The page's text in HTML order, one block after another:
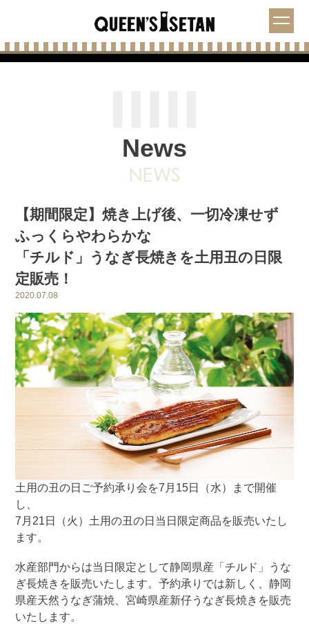
News
【期間限定】焼き上げ後、一切冷凍せず
ふっくらやわらかな
「チルド」うなぎ長焼きを土用丑の日限
定販売！
2020.07.08
土用の丑の日ご予約承り会を7月15日（水）まで開催
し、
7月21日（火）土用の丑の日当日限定商品を販売いたし
ます。
水産部門からは当日限定として静岡県産「チルド」うな
ぎ長焼きを販売いたします。予約承りでは新しく、静岡
県産天然うなぎ蒲焼、宮崎県産新仔うなぎ長焼きを販売
いたします。